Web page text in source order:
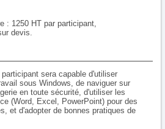
: 1250 HT par participant,
devis.
sera capable d'utiliser
sous Windows, de naviguer sur
en toute sécurité, d'utiliser les
(Word, Excel, PowerPoint) pour des
et d'adopter de bonnes pratiques de